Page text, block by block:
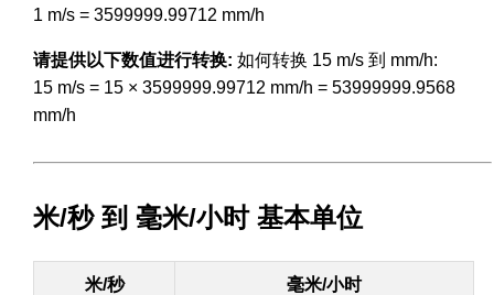
1 m/s = 3599999.99712 mm/h
请提供以下数值进行转换: 如何转换 15 m/s 到 mm/h:
15 m/s = 15 × 3599999.99712 mm/h = 53999999.9568
mm/h
米/秒 到 毫米/小时 基本单位
米/秒 毫米/小时